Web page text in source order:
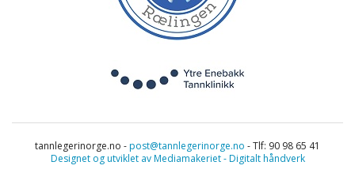
tannlegerinorge.no -post@tannlegerinorge.no - Tlf: 90 98 65 41
Designet og utviklet av Mediamakeriet - Digitalt håndverk